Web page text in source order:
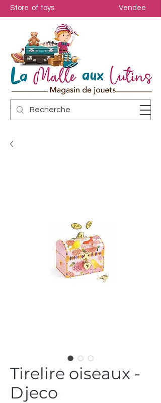
Store of toys Vendee
Tirelire oiseaux -
Djeco